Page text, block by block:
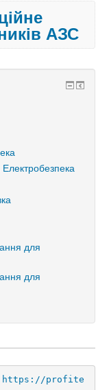
АЗС
для
для
https://profite